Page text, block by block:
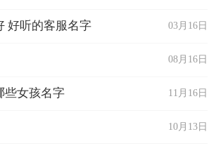
意聪明与智慧，象征着高深的思
03月16日
好听的客服名字
08月16日
11月16日
些女孩名字
10月13日